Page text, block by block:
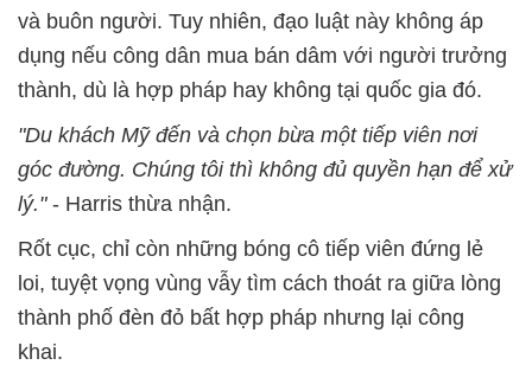
và buôn người. Tuy nhiên, đạo luật này không áp
dụng nếu công dân mua bán dâm với người trưởng
thành, dù là hợp pháp hay không tại quốc gia đó.
"Du khách Mỹ đến và chọn bừa một tiếp viên nơi
góc đường. Chúng tôi thì không đủ quyền hạn để xử
lý." - Harris thừa nhận.
Rốt cục, chỉ còn những bóng cô tiếp viên đứng lẻ
loi, tuyệt vọng vùng vẫy tìm cách thoát ra giữa lòng
thành phố đèn đỏ bất hợp pháp nhưng lại công
khai.